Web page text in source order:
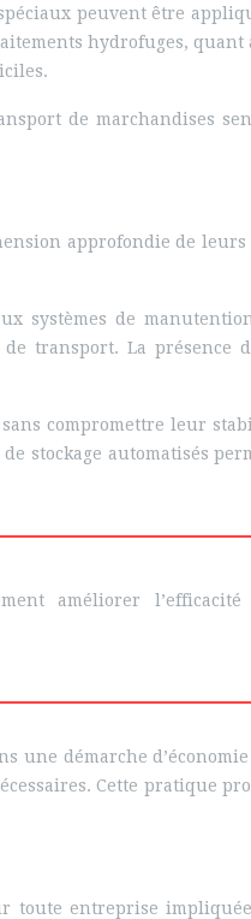
peuvent être
hydrofuges,
de marchandises
approfondie de
systèmes de
transport. La
compromettre leur
stockage automatisés
améliorer
démarche
Cette pratique
toute entreprise